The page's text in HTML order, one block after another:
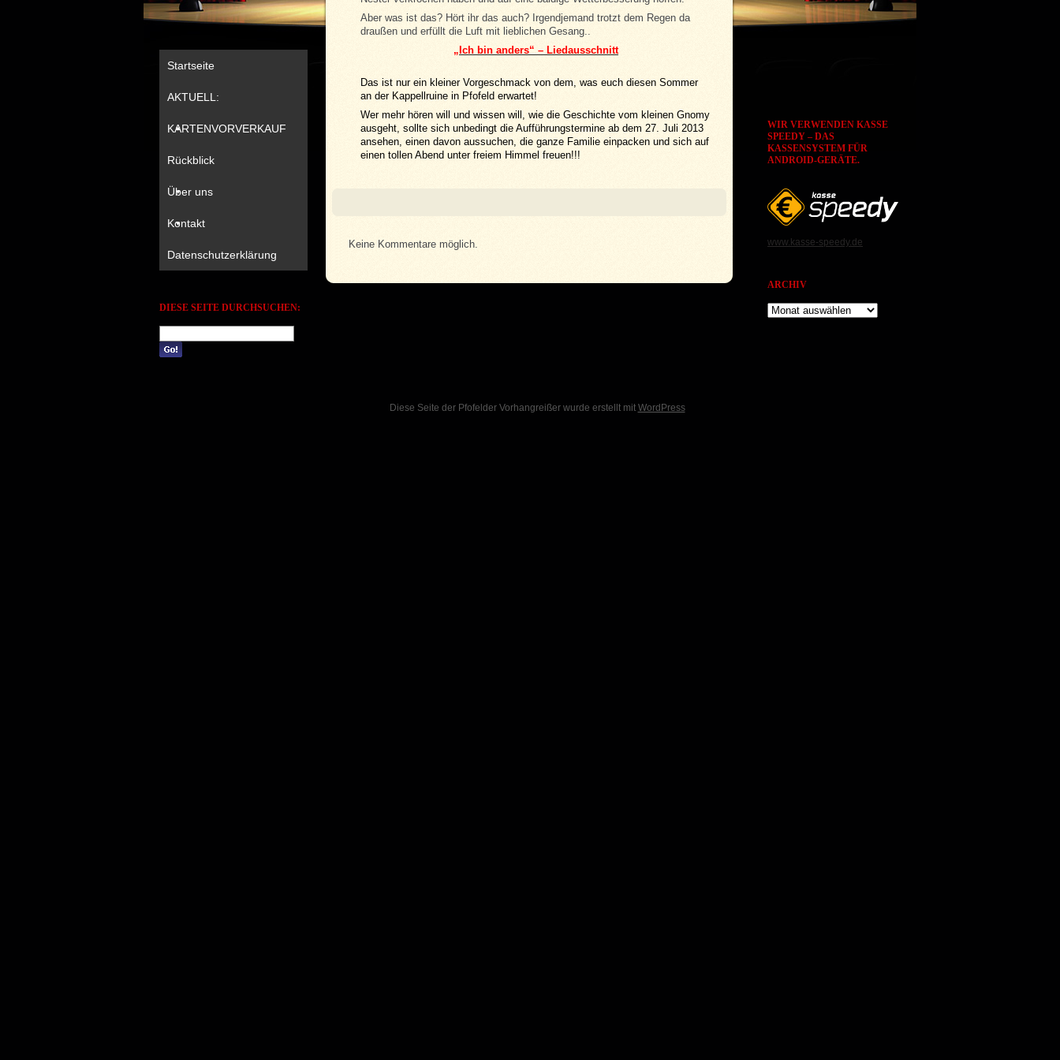
Startseite
AKTUELL:
KARTENVORVERKAUF
Rückblick
Über uns
Kontakt
Datenschutzerklärung
DIESE SEITE DURCHSUCHEN:
Aber was ist das? Hört ihr das auch? Irgendjemand trotzt dem Regen da
draußen und erfüllt die Luft mit lieblichen Gesang..
„Ich bin anders“ – Liedausschnitt
Das ist nur ein kleiner Vorgeschmack von dem, was euch diesen Sommer
an der Kappellruine in Pfofeld erwartet!
Wer mehr hören will und wissen will, wie die Geschichte vom kleinen Gnomy
ausgeht, sollte sich unbedingt die Aufführungstermine ab dem 27. Juli 2013
ansehen, einen davon aussuchen, die ganze Familie einpacken und sich auf
einen tollen Abend unter freiem Himmel freuen!!!
Keine Kommentare möglich.
WIR VERWENDEN KASSE
SPEEDY – DAS
KASSENSYSTEM FÜR
ANDROID-GERÄTE.
www.kasse-speedy.de
ARCHIV
Archiv
Diese Seite der Pfofelder Vorhangreißer wurde erstellt mit WordPress